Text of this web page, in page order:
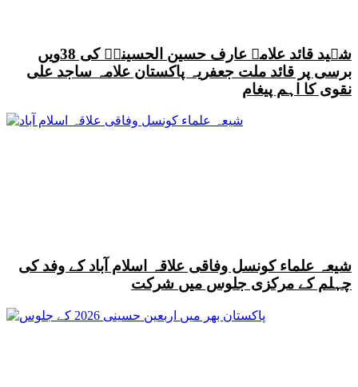
شہید قائد علامہ عارف حسین الحسینیؒ کی 38ویں
برسی پر قائد ملت جعفریہ پاکستان علامہ ساجد علی
نقوی کا اہم پیغام
شیعہ علماء کونسل وفاقی علاقہ اسلام آباد کے وفد کی
چہلم کے مرکزی جلوس میں شرکت